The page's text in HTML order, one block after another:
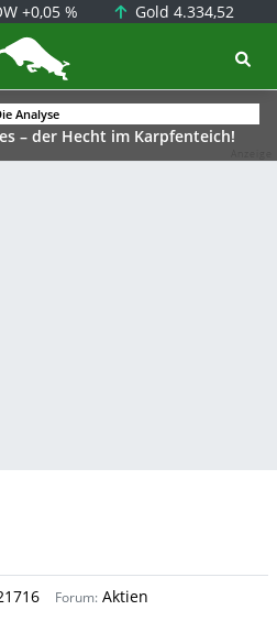
+0,05 % Gold 4.334,52
Analyse
– der Hecht im Karpfenteich!
Forum: Aktien